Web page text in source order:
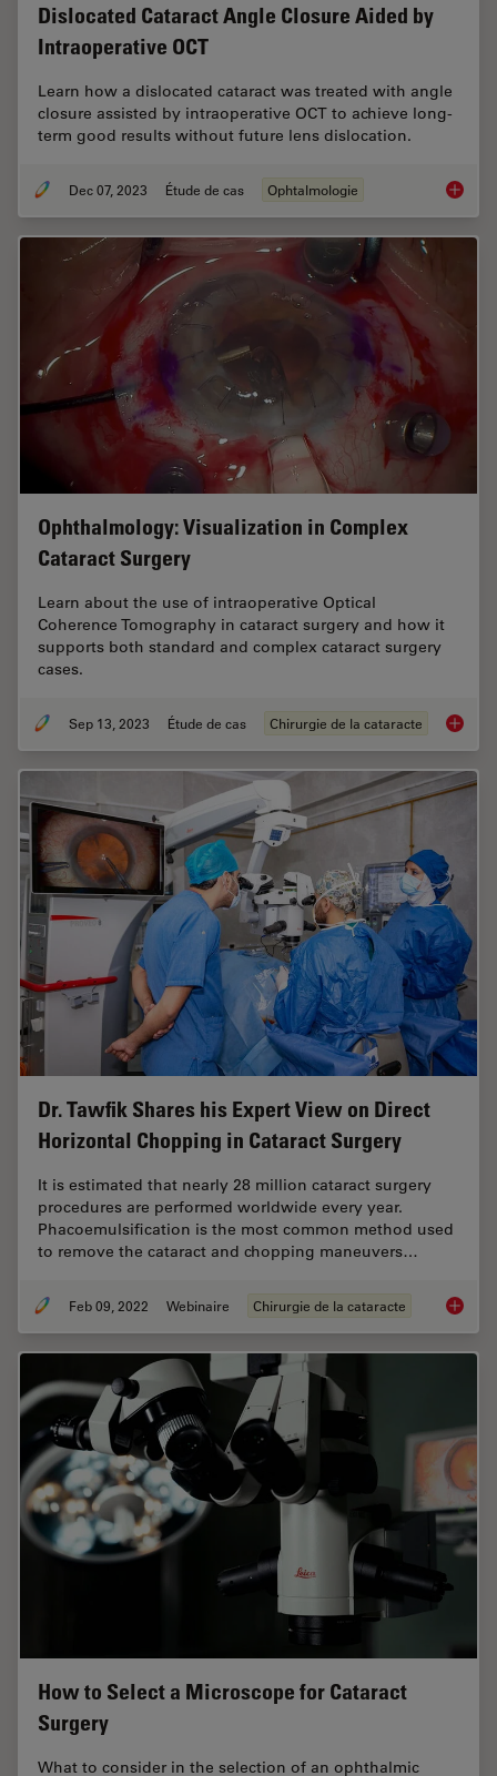
Dislocated Cataract Angle Closure Aided by
Intraoperative OCT
Learn how a dislocated cataract was treated with angle
closure assisted by intraoperative OCT to achieve long-
term good results without future lens dislocation.
Dec 07, 2023 Étude de cas Ophtalmologie
Ophthalmology: Visualization in Complex
Cataract Surgery
Learn about the use of intraoperative Optical
Coherence Tomography in cataract surgery and how it
supports both standard and complex cataract surgery
cases.
Sep 13, 2023 Étude de cas Chirurgie de la cataracte
Dr. Tawfik Shares his Expert View on Direct
Horizontal Chopping in Cataract Surgery
It is estimated that nearly 28 million cataract surgery
procedures are performed worldwide every year.
Phacoemulsification is the most common method used
to remove the cataract and chopping maneuvers…
Feb 09, 2022 Webinaire Chirurgie de la cataracte Dr.
How to Select a Microscope for Cataract
Surgery
What to consider in the selection of an ophthalmic